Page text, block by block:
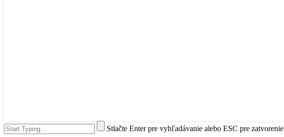
Stlačte Enter pre vyhľadávanie alebo ESC pre zatvorenie